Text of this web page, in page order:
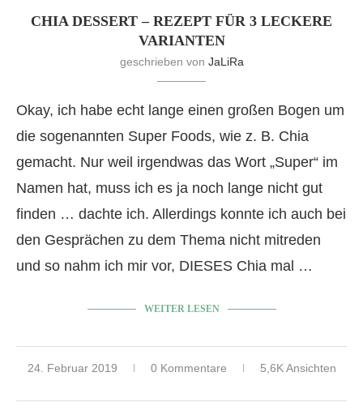
CHIA DESSERT – REZEPT FÜR 3 LECKERE
VARIANTEN
geschrieben von JaLiRa
Okay, ich habe echt lange einen großen Bogen um
die sogenannten Super Foods, wie z. B. Chia
gemacht. Nur weil irgendwas das Wort „Super“ im
Namen hat, muss ich es ja noch lange nicht gut
finden … dachte ich. Allerdings konnte ich auch bei
den Gesprächen zu dem Thema nicht mitreden
und so nahm ich mir vor, DIESES Chia mal …
WEITER LESEN
24. Februar 2019 0 Kommentare 5,6K Ansichten